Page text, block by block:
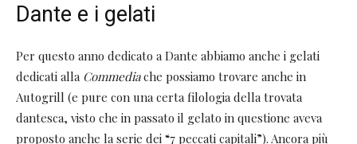
Dante e i gelati
Per questo anno dedicato a Dante abbiamo anche i gelati
dedicati alla Commediache possiamo trovare anche in
Autogrill (e pure con una certa filologia della trovata
dantesca, visto che in passato il gelato in questione aveva
proposto anche la serie dei “7 peccati capitali”). Ancora più